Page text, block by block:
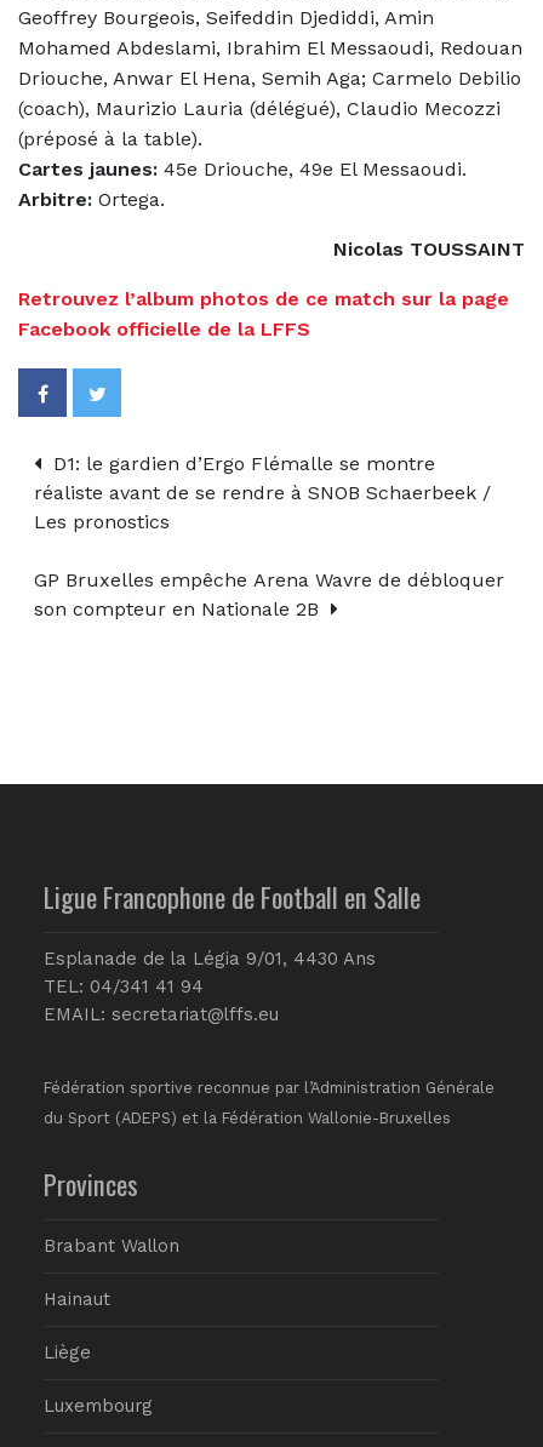
Geoffrey Bourgeois, Seifeddin Djediddi, Amin
Mohamed Abdeslami, Ibrahim El Messaoudi, Redouan
Driouche, Anwar El Hena, Semih Aga; Carmelo Debilio
(coach), Maurizio Lauria (délégué), Claudio Mecozzi
(préposé à la table).
Cartes jaunes: 45e Driouche, 49e El Messaoudi.
Arbitre: Ortega.
Nicolas TOUSSAINT
Retrouvez l’album photos de ce match sur la page
Facebook officielle de la LFFS
D1: le gardien d’Ergo Flémalle se montre
réaliste avant de se rendre à SNOB Schaerbeek /
Les pronostics
GP Bruxelles empêche Arena Wavre de débloquer
son compteur en Nationale 2B
Ligue Francophone de Football en Salle
Esplanade de la Légia 9/01, 4430 Ans
TEL: 04/341 41 94
EMAIL: secretariat@lffs.eu
Fédération sportive reconnue par l’Administration Générale
du Sport (ADEPS) et la Fédération Wallonie-Bruxelles
Provinces
Brabant Wallon
Hainaut
Liège
Luxembourg